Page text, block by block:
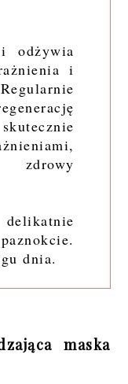
odżywia
i
zdrowy
dnia.
maska